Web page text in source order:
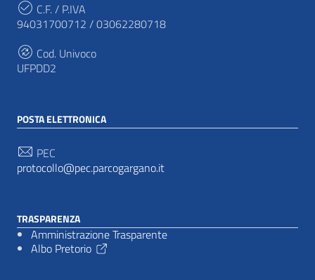
C.F. / P.IVA
94031700712 / 03062280718
Cod. Univoco
UFPDD2
POSTA ELETTRONICA
PEC
protocollo@pec.parcogargano.it
TRASPARENZA
Amministrazione Trasparente
Albo Pretorio